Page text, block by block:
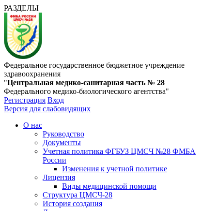
РАЗДЕЛЫ
Федеральное государственное бюджетное учреждение
здравоохранения
"Центральная медико-санитарная часть № 28
Федерального медико-биологического агентства"
Регистрация Вход
Версия для слабовидящих
О нас
Руководство
Документы
Учетная политика ФГБУЗ ЦМСЧ №28 ФМБА
России
Изменения к учетной политике
Лицензия
Виды медицинской помощи
Структура ЦМСЧ-28
История создания